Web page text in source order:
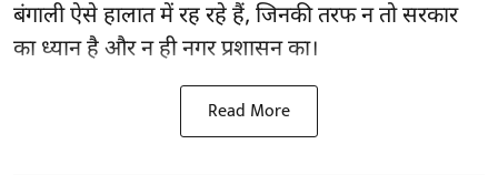
बंगाली ऐसे हालात में रह रहे हैं, जिनकी तरफ न तो सरकार
का ध्यान है और न ही नगर प्रशासन का।
Read More